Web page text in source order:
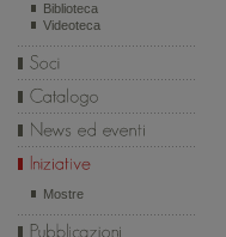
Biblioteca
Videoteca
Mostre